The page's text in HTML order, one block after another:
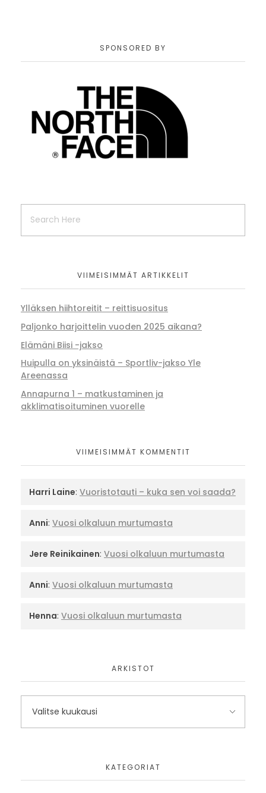
SPONSORED BY
VIIMEISIMMÄT ARTIKKELIT
Ylläksen hiihtoreitit – reittisuositus
Paljonko harjoittelin vuoden 2025 aikana?
Elämäni Biisi -jakso
Huipulla on yksinäistä – Sportliv-jakso Yle
Areenassa
Annapurna 1 – matkustaminen ja
akklimatisoituminen vuorelle
VIIMEISIMMÄT KOMMENTIT
Harri Laine: Vuoristotauti – kuka sen voi saada?
Anni: Vuosi olkaluun murtumasta
Jere Reinikainen: Vuosi olkaluun murtumasta
Anni: Vuosi olkaluun murtumasta
Henna: Vuosi olkaluun murtumasta
ARKISTOT
KATEGORIAT